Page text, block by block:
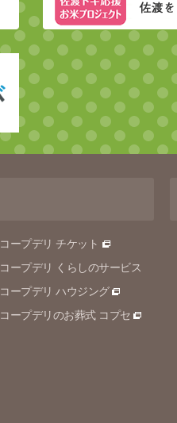
コープデリ チケット
コープデリ くらしのサービス
コープデリ ハウジング
コープデリのお葬式 コプセ